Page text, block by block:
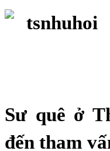
Sư quê ở
đến tham